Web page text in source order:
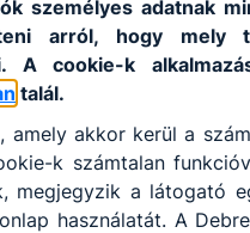
személyes adatnak
arról, hogy mely
A cookie-k
talál.
akkor kerül a
k számtalan
megjegyzik a látogató
használatát. A